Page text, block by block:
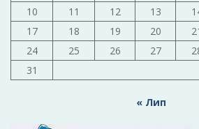
10
11 12 13
17
18 19 20
24
25 26 27
31
« Лип